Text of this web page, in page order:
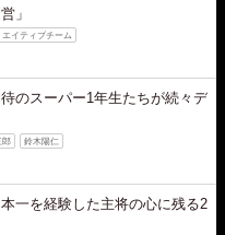
」
イティブチーム
のスーパー1年生たちが続々デ
郎 鈴木陽仁
一を経験した主将の心に残る2